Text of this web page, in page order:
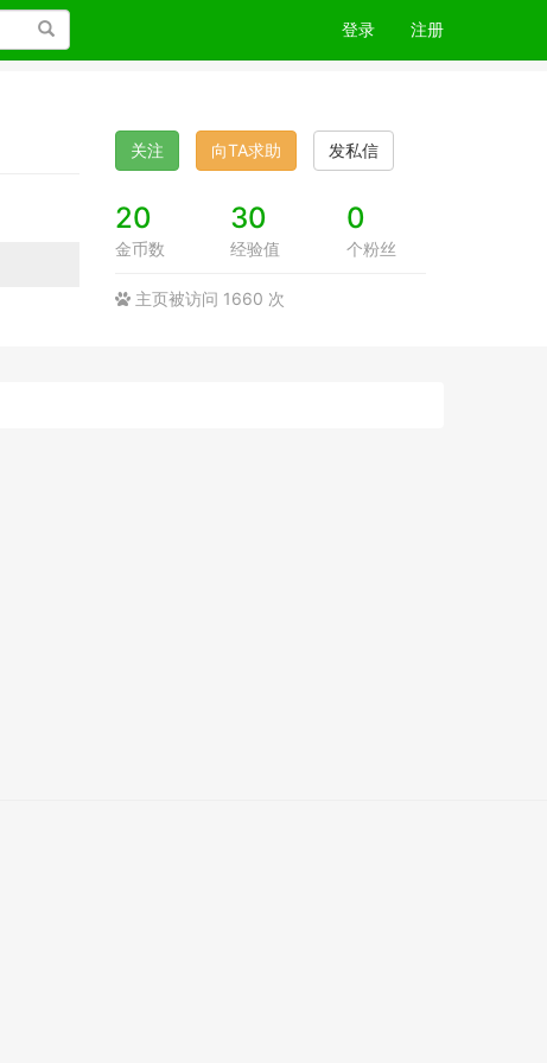
搜索 登录 注册
关注 向TA求助 发私信
20
金币数
30
经验值
0
个粉丝
主页被访问 1660 次